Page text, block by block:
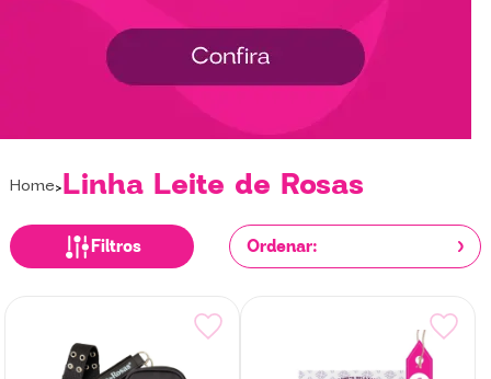
Home Linha Leite de Rosas
Filtros Ordenar: